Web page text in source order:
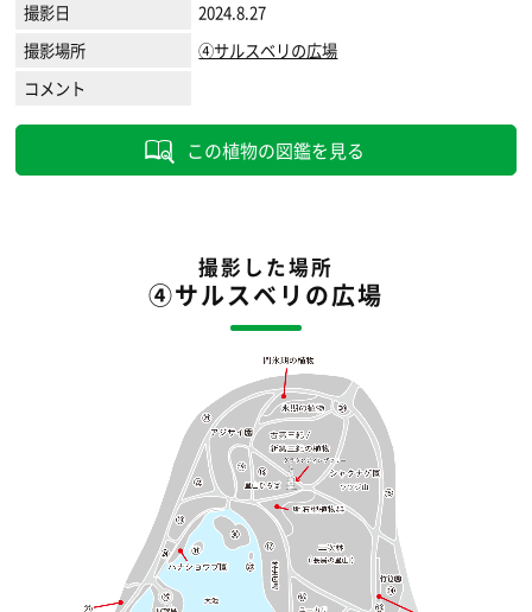
撮影日
2024.8.27
撮影場所
④サルスベリの広場
コメント
この植物の図鑑を見る
撮影した場所
④サルスベリの広場